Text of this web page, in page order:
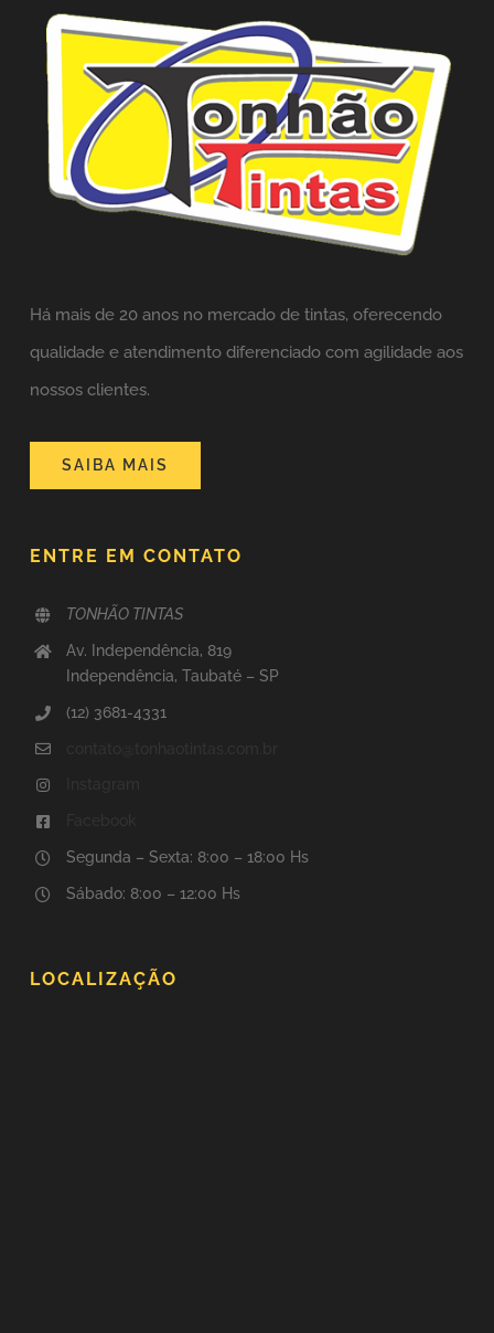
Há mais de 20 anos no mercado de tintas, oferecendo
qualidade e atendimento diferenciado com agilidade aos
nossos clientes.
SAIBA MAIS
ENTRE EM CONTATO
TONHÃO TINTAS
Av. Independência, 819
Independência, Taubaté – SP
(12) 3681-4331
Segunda – Sexta: 8:00 – 18:00 Hs
Sábado: 8:00 – 12:00 Hs
LOCALIZAÇÃO